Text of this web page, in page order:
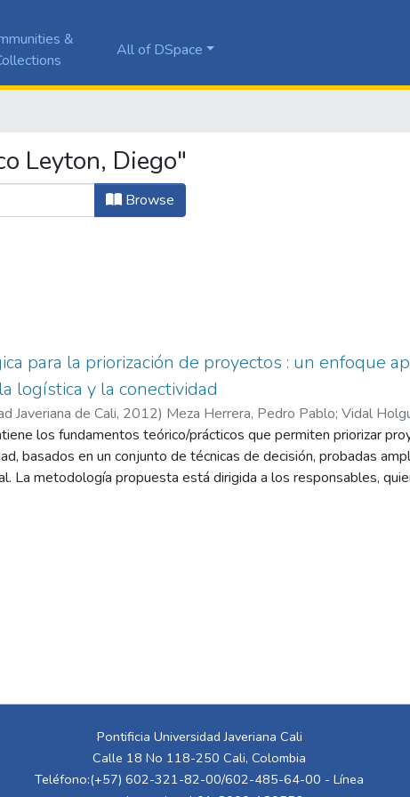
&
All of DSpace
Leyton, Diego"
Browse
para la priorización de proyectos : un enfoque
logística y la conectividad
Javeriana de Cali, 2012) Meza Herrera, Pedro Pablo; Vidal
Ernesto;Arango Sanclemente, Sebastián;Franco Leyton,
los fundamentos teórico/prácticos que permiten priorizar
basados en un conjunto de técnicas de decisión, probadas
La metodología propuesta está dirigida a los responsables,
y la evaluación de proyectos que contribuyan al
en cuenta la categorización de criterios en Beneficio (B),
Analytic Network Process (ANP). Este trabajo incluye la
para la conformación del grupo de expertos que califican los
Pontificia Universidad Javeriana Cali
Calle 18 No 118-250 Cali, Colombia
Teléfono:(+57) 602-321-82-00/602-485-64-00 - Línea